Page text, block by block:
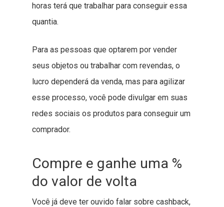
horas terá que trabalhar para conseguir essa
quantia.
Para as pessoas que optarem por vender
seus objetos ou trabalhar com revendas, o
lucro dependerá da venda, mas para agilizar
esse processo, você pode divulgar em suas
redes sociais os produtos para conseguir um
comprador.
Compre e ganhe uma %
do valor de volta
Você já deve ter ouvido falar sobre cashback,